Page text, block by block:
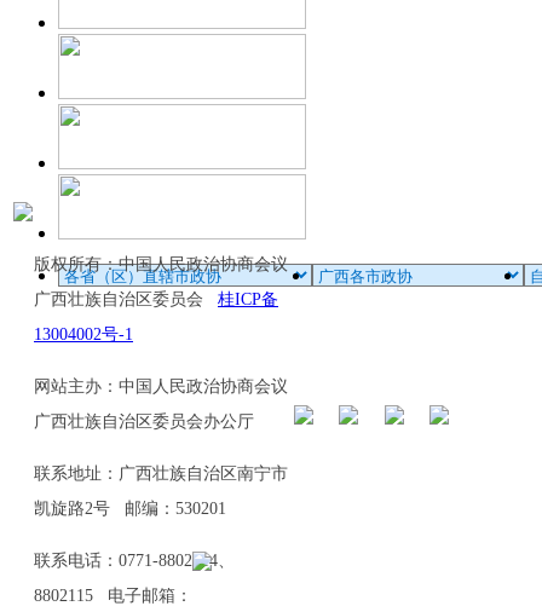
版权所有：中国人民政治协商会议
广西壮族自治区委员会 桂ICP备
13004002号-1
网站主办：中国人民政治协商会议
广西壮族自治区委员会办公厅
联系地址：广西壮族自治区南宁市
凯旋路2号 邮编：530201
联系电话：0771-8802114、
8802115 电子邮箱：